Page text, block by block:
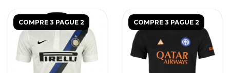
COMPRE 3 PAGUE 2 COMPRE 3 PAGUE 2